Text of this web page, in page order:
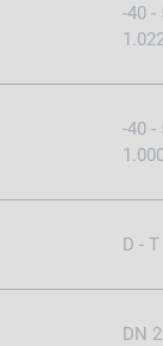
-40 -
-40 -
D - T
DN